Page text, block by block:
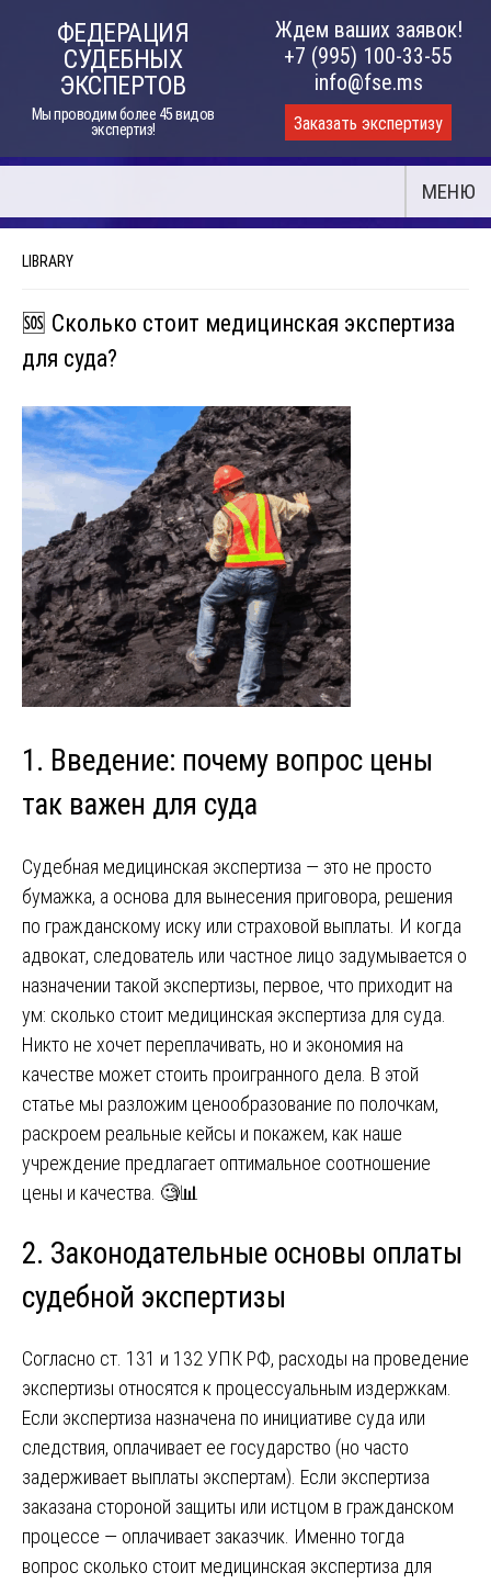
ФЕДЕРАЦИЯ
СУДЕБНЫХ
ЭКСПЕРТОВ
Мы проводим более 45 видов
экспертиз!
Ждем ваших заявок!
+7 (995) 100-33-55
info@fse.ms
Заказать экспертизу
МЕНЮ
LIBRARY
🆘 Сколько стоит медицинская экспертиза
для суда?
1. Введение: почему вопрос цены
так важен для суда
Судебная медицинская экспертиза — это не просто
бумажка, а основа для вынесения приговора, решения
по гражданскому иску или страховой выплаты. И когда
адвокат, следователь или частное лицо задумывается о
назначении такой экспертизы, первое, что приходит на
ум: сколько стоит медицинская экспертиза для суда.
Никто не хочет переплачивать, но и экономия на
качестве может стоить проигранного дела. В этой
статье мы разложим ценообразование по полочкам,
раскроем реальные кейсы и покажем, как наше
учреждение предлагает оптимальное соотношение
цены и качества. 🧐📊
2. Законодательные основы оплаты
судебной экспертизы
Согласно ст. 131 и 132 УПК РФ, расходы на проведение
экспертизы относятся к процессуальным издержкам.
Если экспертиза назначена по инициативе суда или
следствия, оплачивает ее государство (но часто
задерживает выплаты экспертам). Если экспертиза
заказана стороной защиты или истцом в гражданском
процессе — оплачивает заказчик. Именно тогда
вопрос сколько стоит медицинская экспертиза для